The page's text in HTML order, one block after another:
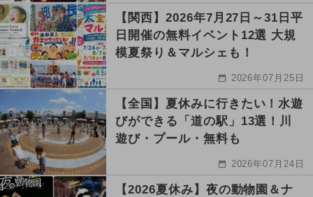
【関西】2026年7月27日～31日平
日開催の無料イベント12選 大規
模夏祭り＆マルシェも！
2026年07月25日
【全国】夏休みに行きたい！水遊
びができる「道の駅」13選！川
遊び・プール・無料も
2026年07月24日
【2026夏休み】夜の動物園＆ナ